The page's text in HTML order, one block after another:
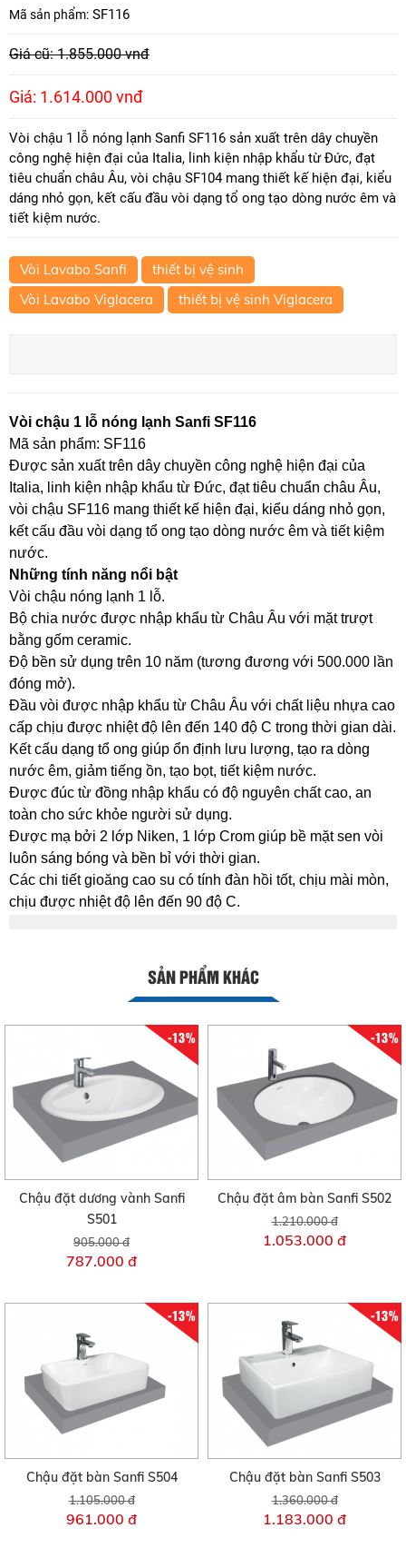
Mã sản phẩm: SF116
Giá cũ: 1.855.000 vnđ
Giá: 1.614.000 vnđ
Vòi chậu 1 lỗ nóng lạnh Sanfi SF116 sản xuất trên dây chuyền
công nghệ hiện đại của Italia, linh kiện nhập khẩu từ Đức, đạt
tiêu chuẩn châu Âu, vòi chậu SF104 mang thiết kế hiện đại, kiểu
dáng nhỏ gọn, kết cấu đầu vòi dạng tổ ong tạo dòng nước êm và
tiết kiệm nước.
Vòi Lavabo Sanfi
thiết bị vệ sinh
Vòi Lavabo Viglacera
thiết bị vệ sinh Viglacera
Vòi chậu 1 lỗ nóng lạnh Sanfi SF116
Mã sản phẩm: SF116
Được sản xuất trên dây chuyền công nghệ hiện đại của
Italia, linh kiện nhập khẩu từ Đức, đạt tiêu chuẩn châu Âu,
vòi chậu SF116 mang thiết kế hiện đại, kiểu dáng nhỏ gọn,
kết cấu đầu vòi dạng tổ ong tạo dòng nước êm và tiết kiệm
nước.
Những tính năng nổi bật
Vòi chậu nóng lạnh 1 lỗ.
Bộ chia nước được nhập khẩu từ Châu Âu với mặt trượt
bằng gốm ceramic.
Độ bền sử dụng trên 10 năm (tương đương với 500.000 lần
đóng mở).
Đầu vòi được nhập khẩu từ Châu Âu với chất liệu nhựa cao
cấp chịu được nhiệt độ lên đến 140 độ C trong thời gian dài.
Kết cấu dạng tổ ong giúp ổn định lưu lượng, tạo ra dòng
nước êm, giảm tiếng ồn, tạo bọt, tiết kiệm nước.
Được đúc từ đồng nhập khẩu có độ nguyên chất cao, an
toàn cho sức khỏe người sử dụng.
Được mạ bởi 2 lớp Niken, 1 lớp Crom giúp bề mặt sen vòi
luôn sáng bóng và bền bỉ với thời gian.
Các chi tiết gioăng cao su có tính đàn hồi tốt, chịu mài mòn,
chịu được nhiệt độ lên đến 90 độ C.
SẢN PHẨM KHÁC
-13%
Chậu đặt dương vành Sanfi
S501
905.000 đ
787.000 đ
-13%
Chậu đặt âm bàn Sanfi S502
1.210.000 đ
1.053.000 đ
-13%
Chậu đặt bàn Sanfi S504
1.105.000 đ
961.000 đ
-13%
Chậu đặt bàn Sanfi S503
1.360.000 đ
1.183.000 đ